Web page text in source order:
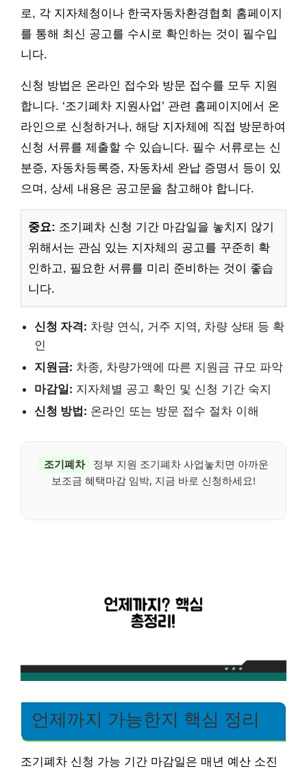
로, 각 지자체청이나 한국자동차환경협회 홈페이지
를 통해 최신 공고를 수시로 확인하는 것이 필수입
니다.
신청 방법은 온라인 접수와 방문 접수를 모두 지원
합니다. ‘조기폐차 지원사업’ 관련 홈페이지에서 온
라인으로 신청하거나, 해당 지자체에 직접 방문하여
신청 서류를 제출할 수 있습니다. 필수 서류로는 신
분증, 자동차등록증, 자동차세 완납 증명서 등이 있
으며, 상세 내용은 공고문을 참고해야 합니다.
중요: 조기폐차 신청 기간 마감일을 놓치지 않기
위해서는 관심 있는 지자체의 공고를 꾸준히 확
인하고, 필요한 서류를 미리 준비하는 것이 좋습
니다.
신청 자격: 차량 연식, 거주 지역, 차량 상태 등 확
인
지원금: 차종, 차량가액에 따른 지원금 규모 파악
마감일: 지자체별 공고 확인 및 신청 기간 숙지
신청 방법: 온라인 또는 방문 접수 절차 이해
조기폐차
정부 지원 조기폐차 사업놓치면 아까운
보조금 혜택마감 임박, 지금 바로 신청하세요!
언제까지 가능한지 핵심 정리
조기폐차 신청 가능 기간 마감일은 매년 예산 소진